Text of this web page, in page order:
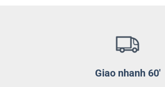
Giao nhanh 60'